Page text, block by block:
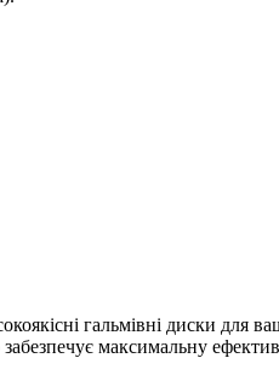
гальмівні диски для
максимальну